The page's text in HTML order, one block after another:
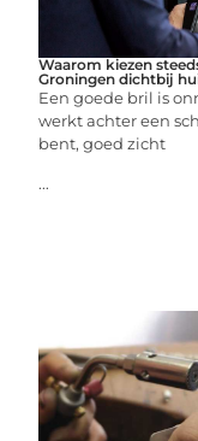
Waarom kiezen
Groningen dichtbij
Een goede bril is
werkt achter een
bent, goed zicht
...